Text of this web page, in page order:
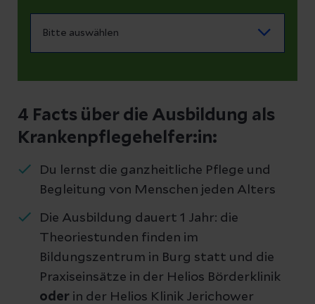
4 Facts über die Ausbildung als
Krankenpflegehelfer:in:
Du lernst die ganzheitliche Pflege und
Begleitung von Menschen jeden Alters
Die Ausbildung dauert 1 Jahr: die
Theoriestunden finden im
Bildungszentrum in Burg statt und die
Praxiseinsätze in der Helios Börderklinik
oder in der Helios Klinik Jerichower